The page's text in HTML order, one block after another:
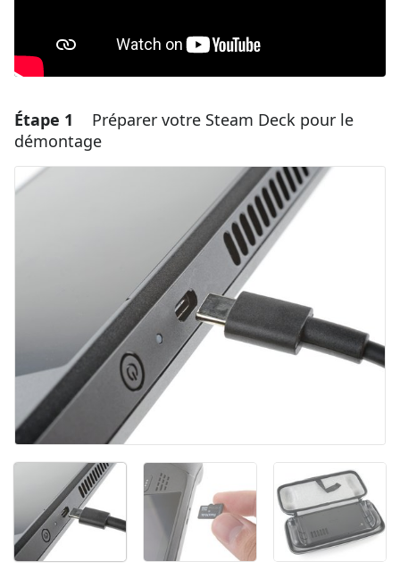
Étape 1
Préparer votre Steam Deck pour le
démontage